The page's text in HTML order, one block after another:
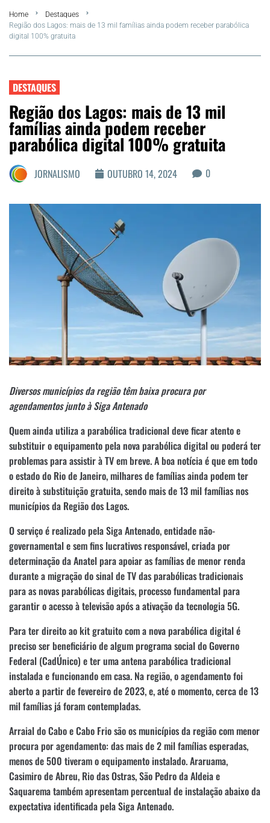
FLA Araru 2026
Araruama
Região dos Lagos
Agenda Cultural
Colunistas
Matérias Exclusivas
Home
Destaques
Região dos Lagos: mais de 13 mil famílias ainda podem receber parabólica
digital 100% gratuita
DESTAQUES
Região dos Lagos: mais de 13 mil
famílias ainda podem receber
parabólica digital 100% gratuita
JORNALISMO OUTUBRO 14, 2024 0
Diversos municípios da região têm baixa procura por
agendamentos junto à Siga Antenado
Quem ainda utiliza a parabólica tradicional deve ficar atento e
substituir o equipamento pela nova parabólica digital ou poderá ter
problemas para assistir à TV em breve. A boa notícia é que em todo
o estado do Rio de Janeiro, milhares de famílias ainda podem ter
direito à substituição gratuita, sendo mais de 13 mil famílias nos
municípios da Região dos Lagos.
O serviço é realizado pela Siga Antenado, entidade não-
governamental e sem fins lucrativos responsável, criada por
determinação da Anatel para apoiar as famílias de menor renda
durante a migração do sinal de TV das parabólicas tradicionais
para as novas parabólicas digitais, processo fundamental para
garantir o acesso à televisão após a ativação da tecnologia 5G.
Para ter direito ao kit gratuito com a nova parabólica digital é
preciso ser beneficiário de algum programa social do Governo
Federal (CadÚnico) e ter uma antena parabólica tradicional
instalada e funcionando em casa. Na região, o agendamento foi
aberto a partir de fevereiro de 2023, e, até o momento, cerca de 13
mil famílias já foram contempladas.
Arraial do Cabo e Cabo Frio são os municípios da região com menor
procura por agendamento: das mais de 2 mil famílias esperadas,
menos de 500 tiveram o equipamento instalado. Araruama,
Casimiro de Abreu, Rio das Ostras, São Pedro da Aldeia e
Saquarema também apresentam percentual de instalação abaixo da
expectativa identificada pela Siga Antenado.